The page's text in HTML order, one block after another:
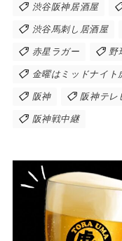
渋谷阪神居酒屋
渋谷馬刺し居酒屋
赤星ラガー 野
金曜はミッドナイト
阪神 阪神テレ
阪神戦中継